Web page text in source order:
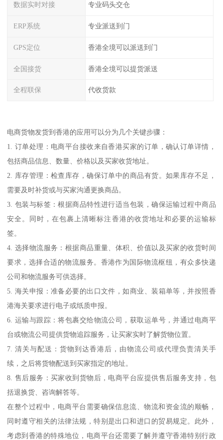
数据实时对接 专业码头交仓
ERP系统 专业派送到门
GPS定位 香港全境可以派送到门
全国接货 香港全境可以提货派送
全程联保 代收货款
电商货物发货到香港的应用可以分为几个关键步骤：
1. 订单处理：电商平台接收来自香港买家的订单，确认订单详情，
包括商品信息、数量、价格以及买家收货地址。
2. 库存管理：检查库存，确保订单中的商品有货。如果库存不足，
需要及时补货或与买家沟通更换商品。
3. 包装与标签：根据商品特性进行适当包装，确保运输过程中商品
安全。同时，在包裹上清晰标注香港的收货地址和必要的运输标
签。
4. 选择物流服务：根据商品重量、体积、价值以及买家的收货时间
要求，选择合适的物流服务。香港作为国际物流枢纽，有众多快递
公司和物流服务可供选择。
5. 海关申报：准备必要的出口文件，如商业、装箱单等，并按照香
港海关要求进行电子或纸质申报。
6. 运输与跟踪：将包裹交给物流公司，获取运单号，并通过电商平
台或物流公司提供货物追踪服务，让买家实时了解货物位置。
7. 清关与配送：货物到达香港后，由物流公司或代理负责清关手
续，之后将货物配送到买家指定的地址。
8. 售后服务：买家收到货物后，电商平台应提供售后服务支持，包
括退换货、咨询解答等。
在整个过程中，电商平台需要确保信息流、物流和资金流的顺畅，
同时遵守相关的法律法规，特别是出口和进口的贸易规定。此外，
考虑到香港的特殊地位，电商平台还需要了解并遵守香港特别行政